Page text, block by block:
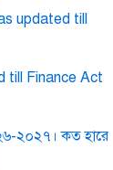
updated till
till Finance Act
২০২৭। কত হারে